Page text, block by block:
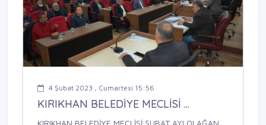
4 Şubat 2023 , Cumartesi 15:56
KIRIKHAN BELEDİYE MECLİSİ ...
KIRIKHAN BELEDİYE MECLİSİ ŞUBAT AYI OLAĞAN